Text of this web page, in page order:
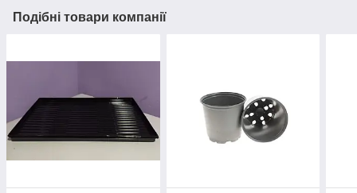
Подібні товари компанії